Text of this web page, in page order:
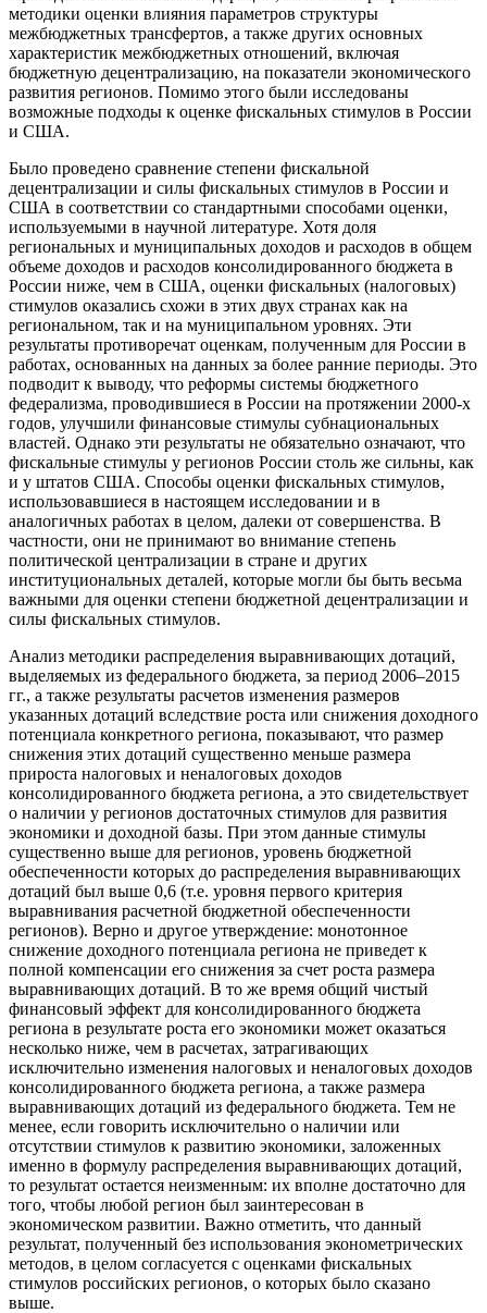
методики оценки влияния параметров структуры
межбюджетных трансфертов, а также других основных
характеристик межбюджетных отношений, включая
бюджетную децентрализацию, на показатели экономического
развития регионов. Помимо этого были исследованы
возможные подходы к оценке фискальных стимулов в России
и США.
Было проведено сравнение степени фискальной
децентрализации и силы фискальных стимулов в России и
США в соответствии со стандартными способами оценки,
используемыми в научной литературе. Хотя доля
региональных и муниципальных доходов и расходов в общем
объеме доходов и расходов консолидированного бюджета в
России ниже, чем в США, оценки фискальных (налоговых)
стимулов оказались схожи в этих двух странах как на
региональном, так и на муниципальном уровнях. Эти
результаты противоречат оценкам, полученным для России в
работах, основанных на данных за более ранние периоды. Это
подводит к выводу, что реформы системы бюджетного
федерализма, проводившиеся в России на протяжении 2000-х
годов, улучшили финансовые стимулы субнациональных
властей. Однако эти результаты не обязательно означают, что
фискальные стимулы у регионов России столь же сильны, как
и у штатов США. Способы оценки фискальных стимулов,
использовавшиеся в настоящем исследовании и в
аналогичных работах в целом, далеки от совершенства. В
частности, они не принимают во внимание степень
политической централизации в стране и других
институциональных деталей, которые могли бы быть весьма
важными для оценки степени бюджетной децентрализации и
силы фискальных стимулов.
Анализ методики распределения выравнивающих дотаций,
выделяемых из федерального бюджета, за период 2006–2015
гг., а также результаты расчетов изменения размеров
указанных дотаций вследствие роста или снижения доходного
потенциала конкретного региона, показывают, что размер
снижения этих дотаций существенно меньше размера
прироста налоговых и неналоговых доходов
консолидированного бюджета региона, а это свидетельствует
о наличии у регионов достаточных стимулов для развития
экономики и доходной базы. При этом данные стимулы
существенно выше для регионов, уровень бюджетной
обеспеченности которых до распределения выравнивающих
дотаций был выше 0,6 (т.е. уровня первого критерия
выравнивания расчетной бюджетной обеспеченности
регионов). Верно и другое утверждение: монотонное
снижение доходного потенциала региона не приведет к
полной компенсации его снижения за счет роста размера
выравнивающих дотаций. В то же время общий чистый
финансовый эффект для консолидированного бюджета
региона в результате роста его экономики может оказаться
несколько ниже, чем в расчетах, затрагивающих
исключительно изменения налоговых и неналоговых доходов
консолидированного бюджета региона, а также размера
выравнивающих дотаций из федерального бюджета. Тем не
менее, если говорить исключительно о наличии или
отсутствии стимулов к развитию экономики, заложенных
именно в формулу распределения выравнивающих дотаций,
то результат остается неизменным: их вполне достаточно для
того, чтобы любой регион был заинтересован в
экономическом развитии. Важно отметить, что данный
результат, полученный без использования эконометрических
методов, в целом согласуется с оценками фискальных
стимулов российских регионов, о которых было сказано
выше.